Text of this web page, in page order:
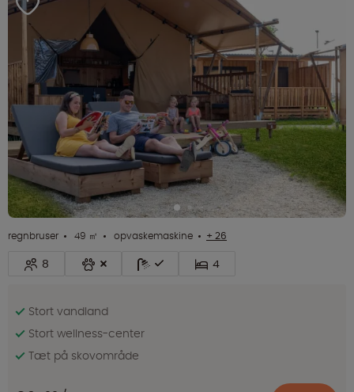
regnbruser 49 ㎡ opvaskemaskine + 26
8 4
Stort vandland
Stort wellness-center
Tæt på skovområde